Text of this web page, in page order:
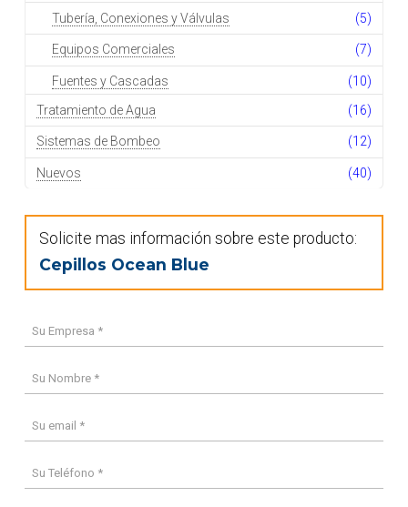
Tubería, Conexiones y Válvulas (5)
Equipos Comerciales (7)
Fuentes y Cascadas
(10)
Tratamiento de Agua
(16)
Sistemas de Bombeo (12)
Nuevos (40)
Solicite mas información sobre este producto:
Cepillos Ocean Blue